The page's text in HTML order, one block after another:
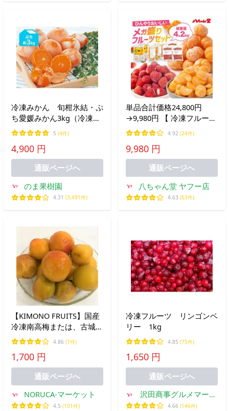
冷凍みかん 旬柑氷結・ぷ
ち愛媛みかん3kg（冷凍み
かん）
5 (4件)
4,900 円
通販ページへ
のま果樹園
4.31 (3,491件)
単品合計価格24,800円
→9,980円 【 冷凍フルーツ
セット 】 4.2kg 冷凍 フル
ーツ あまおう むかん みか
ん 計3種 送料無料 rv お中
元
4.92 (24件)
9,980 円
通販ページへ
八ちゃん堂 ヤフー店
4.63 (63件)
【KIMONO FRUITS】国産
冷凍南高梅または、古城梅
（和歌山産） 1ｋｇ 500
ｇ×2 冷凍梅 和歌山産
完熟梅の美味を凍らせまし
た。
4.86 (7件)
1,700 円
通販ページへ
NORUCA-マーケット
4.5 (101件)
冷凍フルーツ リンゴンベ
リー 1kg
4.85 (75件)
1,650 円
通販ページへ
沢田商事グルメマーケ
ット
4.66 (146件)